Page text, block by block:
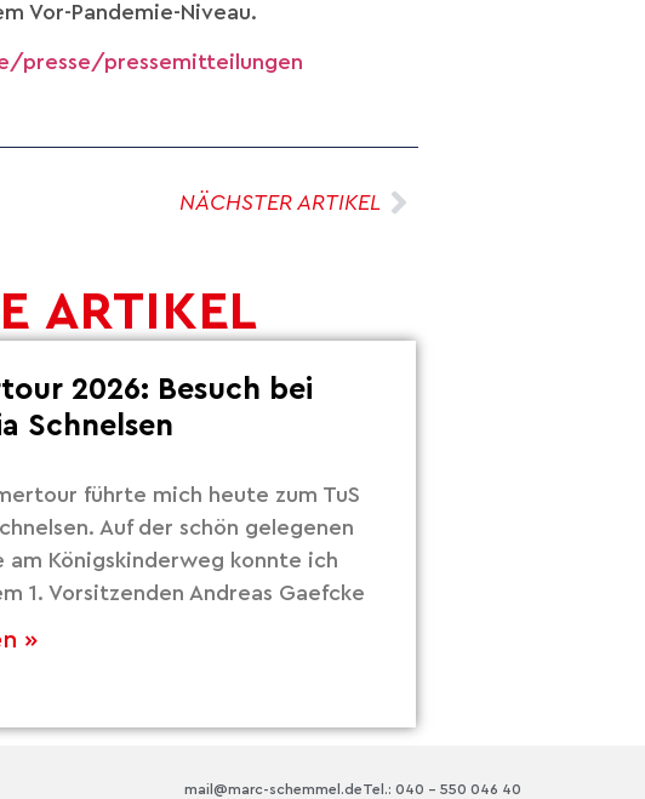
Vor-Pandemie-Niveau.
presse/pressemitteilungen
NÄCHSTER ARTIKEL
ARTIKEL
2026: Besuch bei
Schnelsen
führte mich heute zum TuS
Auf der schön gelegenen
am Königskinderweg konnte ich
1. Vorsitzenden Andreas Gaefcke
»
Tel.: 040 – 550 046 40
mail@marc-schemmel.de